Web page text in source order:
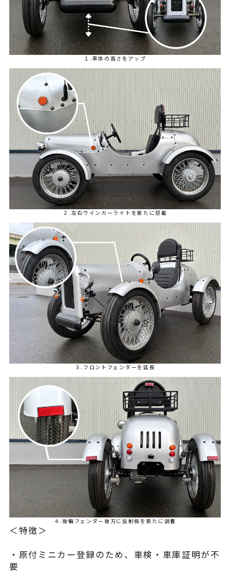
１.車体の高さをアップ
２.左右ウインカーライトを新たに搭載
３.フロントフェンダーを延長
４.後輪フェンダー後方に反射板を新たに装着
＜特徴＞
・原付ミニカー登録のため、車検・車庫証明が不
要